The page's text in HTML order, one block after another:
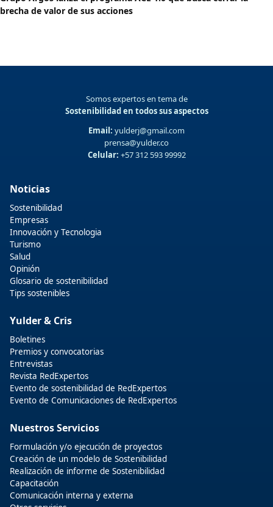
brecha de valor de sus acciones
Somos expertos en tema de
Sostenibilidad en todos sus aspectos
Email: yulderj@gmail.com
prensa@yulder.co
Celular: +57 312 593 99992
Noticias
Sostenibilidad
Empresas
Innovación y Tecnologia
Turismo
Salud
Opinión
Glosario de sostenibilidad
Tips sostenibles
Yulder & Cris
Boletines
Premios y convocatorias
Entrevistas
Revista RedExpertos
Evento de sostenibilidad de RedExpertos
Evento de Comunicaciones de RedExpertos
Nuestros Servicios
Formulación y/o ejecución de proyectos
Creación de un modelo de Sostenibilidad
Realización de informe de Sostenibilidad
Capacitación
Comunicación interna y externa